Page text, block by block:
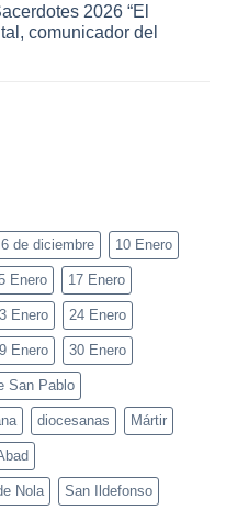
2026 “El
comunicador del
6 de diciembre 10 Enero
Enero 17 Enero
Enero 24 Enero
Enero 30 Enero
San Pablo
diocesanas Mártir
Nola San Ildefonso